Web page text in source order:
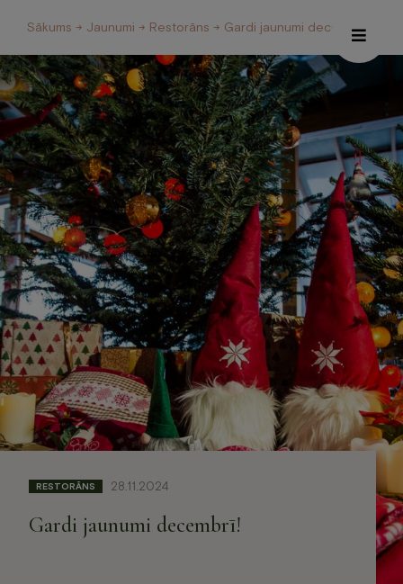
Īpašie piedāvājumi Internetveikals
Viesnīca
Restorāns un Café
Spa
Konferences
Veselības centrs
Jaunumi
Dāvanu karte
Par mums
Kontakti
Sākums → Jaunumi → Restorāns → Gardi jaunumi decembrī!
RESTORĀNS 28.11.2024
Gardi jaunumi decembrī!